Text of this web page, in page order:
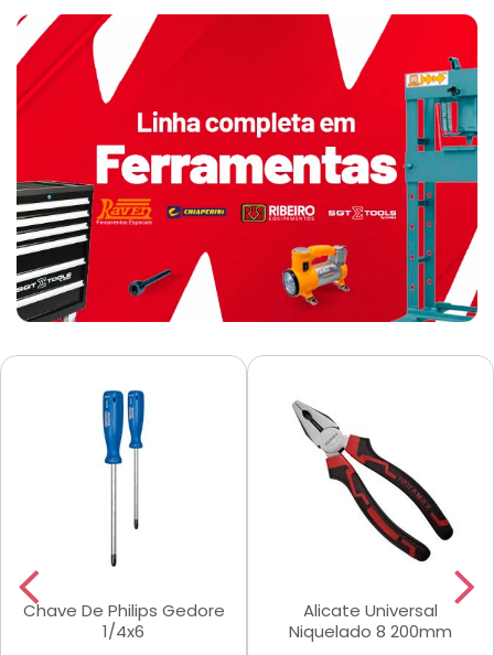
Chave De Philips Gedore
1/4x6
Alicate Universal
Niquelado 8 200mm